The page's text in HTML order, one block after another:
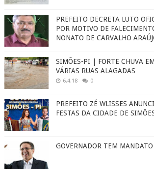
PREFEITO DECRETA LUTO
POR MOTIVO DE
NONATO DE CARVALHO
SIMÕES-PI | FORTE CHUVA
VÁRIAS RUAS ALAGADAS
6.4.18 0
PREFEITO ZÉ WLISSES
FESTAS DA CIDADE DE
GOVERNADOR TEM MANDATO